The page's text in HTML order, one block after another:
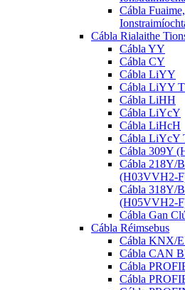
Cábla
Cábla Rialaithe
Cábla YY
Cábla CY
Cábla LiYY
Cábla LiYY
Cábla LiHH
Cábla LiYcY
Cábla LiHcH
Cábla LiYcY
Cábla 309Y
Cábla 218Y/
(H03VVH2-
Cábla 318Y/
(H05VVH2-
Cábla Gan
Cábla Réimsebus
Cábla KNX/
Cábla CAN
Cábla
Cábla